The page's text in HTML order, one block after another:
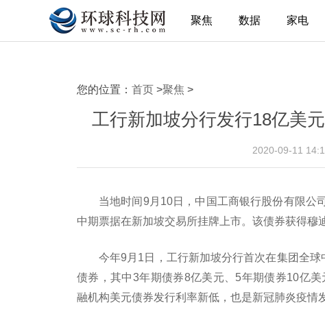
聚焦 数据 家电
您的位置： 首页 >聚焦 >
工行新加坡分行发行18亿美
2020-09-11
当地时间9月10日，中国工商银行股份有限公
中期票据在新加坡交易所挂牌上市。该债券获得穆
今年9月1日，工行新加坡分行首次在集团全
债券，其中3年期债券8亿美元、5年期债券10亿
融机构美元债券发行利率新低，也是新冠肺炎疫情